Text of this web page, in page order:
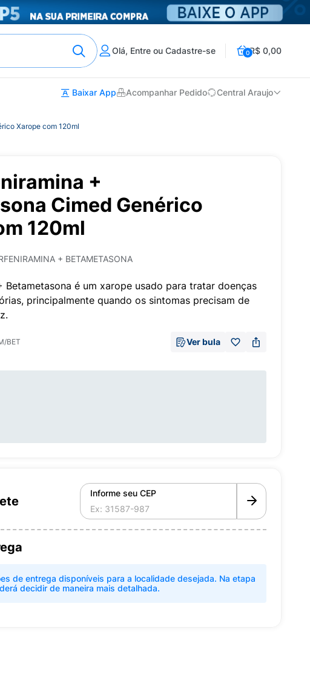
Olá, Entre ou Cadastre-se 0R$ 0,00
Baixar App Acompanhar Pedido Central Araujo
Xarope com 120ml
+
Cimed Genérico
120ml
+ BETAMETASONA
Betametasona é um xarope usado para tratar doenças
principalmente quando os sintomas precisam de
BET Ver bula
Informe seu CEP
de entrega disponíveis para a localidade desejada. Na etapa
decidir de maneira mais detalhada.